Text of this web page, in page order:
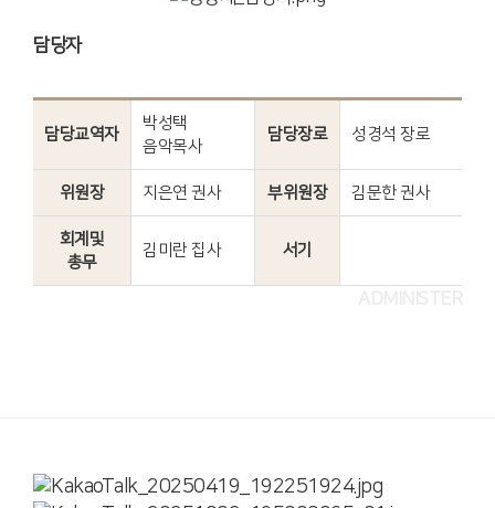
담당자
담당교역자
박성택
음악목사
담당장로 성경석 장로
위원장 지은연 권사 부위원장 김문한 권사
회계및
총무
김미란 집사 서기